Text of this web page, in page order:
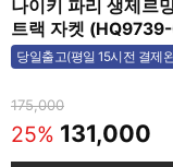
나이키 파리 생제르
트랙 자켓
당일출고(평일 15시전 결제
175,000
25% 131,000